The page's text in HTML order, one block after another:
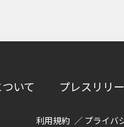
いて プレスリリ
利用規約 プライバ